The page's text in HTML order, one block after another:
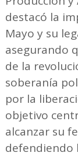
destacó la
Mayo y su
asegurando
de la
soberanía
por la
objetivo
alcanzar su
defendiendo